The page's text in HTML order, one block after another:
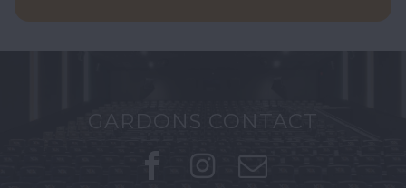
GARDONS CONTACT